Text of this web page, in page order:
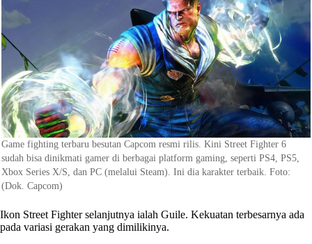
Game fighting terbaru besutan Capcom resmi rilis. Kini Street Fighter 6
sudah bisa dinikmati gamer di berbagai platform gaming, seperti PS4, PS5,
Xbox Series X/S, dan PC (melalui Steam). Ini dia karakter terbaik. Foto:
(Dok. Capcom)
Ikon Street Fighter selanjutnya ialah Guile. Kekuatan terbesarnya ada
pada variasi gerakan yang dimilikinya.